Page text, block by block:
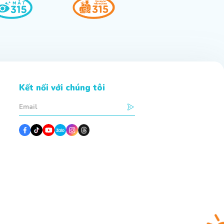
Kết nối với chúng tôi